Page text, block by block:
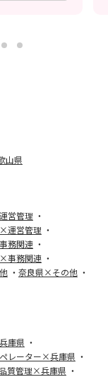
山県
営管理
運営管理
務関連
事務関連
奈良県×その他
庫県
レーター×兵庫県
品質管理×兵庫県